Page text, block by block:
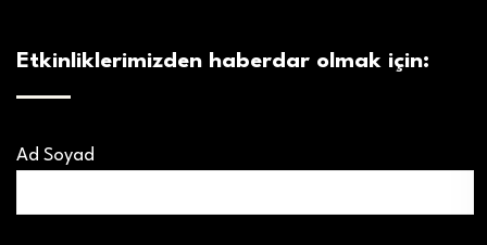
Etkinliklerimizden haberdar olmak için:
Ad Soyad